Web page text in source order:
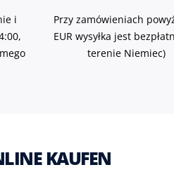
i
Przy zamówieniach
EUR wysyłka jest
terenie Niemiec)
KAUFEN